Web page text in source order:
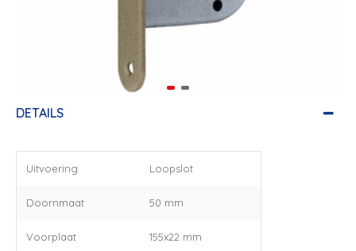
DETAILS
Uitvoering Loopslot
Doornmaat 50 mm
Voorplaat 155x22 mm